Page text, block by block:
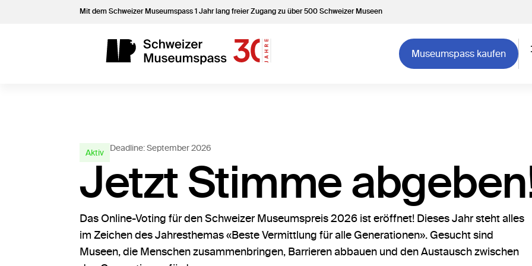
Mit dem Schweizer Museumspass 1 Jahr lang freier Zugang zu über 500 Schweizer Museen
Museumspass kaufen
Aktiv Deadline: September 2026
Jetzt Stimme
Das Online-Voting für den Schweizer Museumspreis 2026 ist eröffnet! Dieses Jahr steht alles
im Zeichen des Jahresthemas «Beste Vermittlung für alle Generationen». Gesucht sind
Museen, die Menschen zusammenbringen, Barrieren abbauen und den Austausch zwischen